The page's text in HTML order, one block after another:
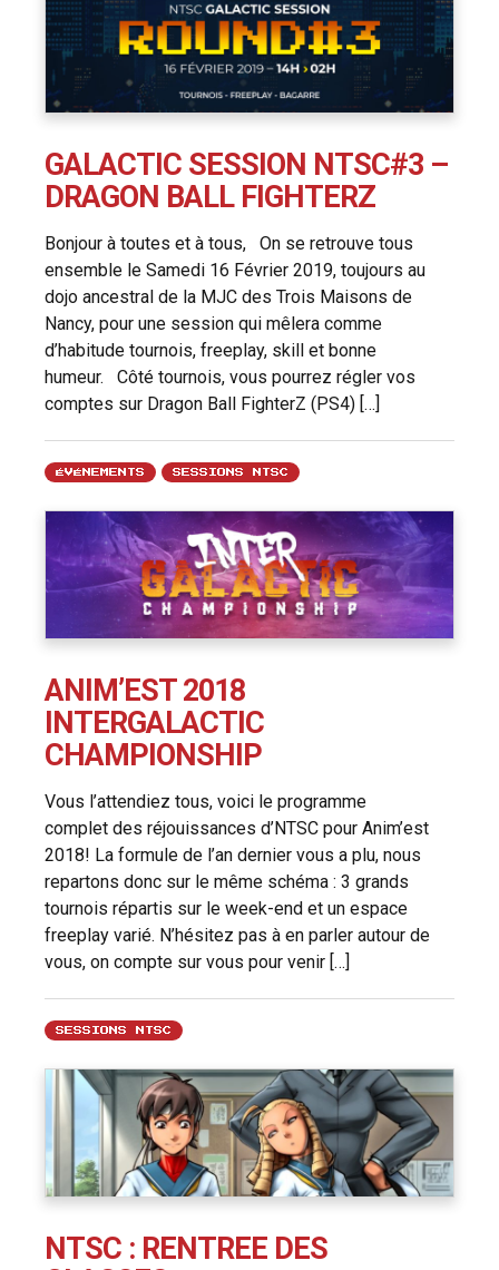
GALACTIC SESSION NTSC#3 –
DRAGON BALL FIGHTERZ
Bonjour à toutes et à tous, On se retrouve tous
ensemble le Samedi 16 Février 2019, toujours au
dojo ancestral de la MJC des Trois Maisons de
Nancy, pour une session qui mêlera comme
d’habitude tournois, freeplay, skill et bonne
humeur. Côté tournois, vous pourrez régler vos
comptes sur Dragon Ball FighterZ (PS4) […]
ÉVÉNEMENTS SESSIONS NTSC
ANIM’EST 2018
INTERGALACTIC
CHAMPIONSHIP
Vous l’attendiez tous, voici le programme
complet des réjouissances d’NTSC pour Anim’est
2018! La formule de l’an dernier vous a plu, nous
repartons donc sur le même schéma : 3 grands
tournois répartis sur le week-end et un espace
freeplay varié. N’hésitez pas à en parler autour de
vous, on compte sur vous pour venir […]
SESSIONS NTSC
NTSC : RENTREE DES